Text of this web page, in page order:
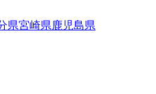
県宮崎県鹿児島県